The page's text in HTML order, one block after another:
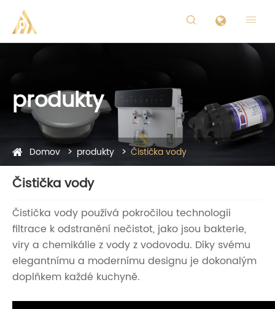
 
produkty
Domov produkty Čistička vody
Čistička vody
Čistička vody používá pokročilou technologii
filtrace k odstranění nečistot, jako jsou bakterie,
viry a chemikálie z vody z vodovodu. Díky svému
elegantnímu a modernímu designu je dokonalým
doplňkem každé kuchyně.